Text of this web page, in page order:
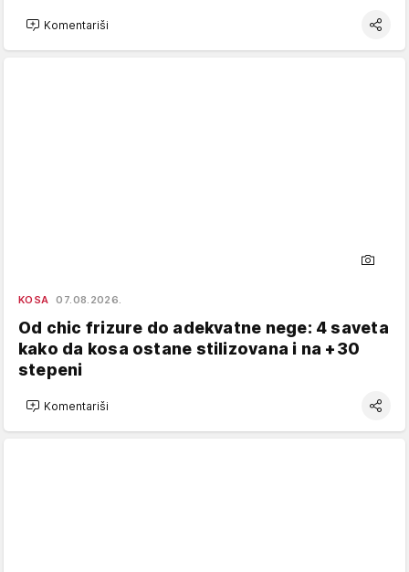
Komentariši
KOSA 07.08.2026.
Od chic frizure do adekvatne nege: 4 saveta
kako da kosa ostane stilizovana i na +30
stepeni
Komentariši